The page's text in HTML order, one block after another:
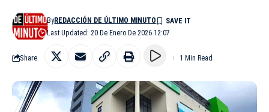
Last Updated: 20 De Enero De 2026 12:07
ByREDACCIÓN DE ÚLTIMO MINUTO
Share 1 Min Read